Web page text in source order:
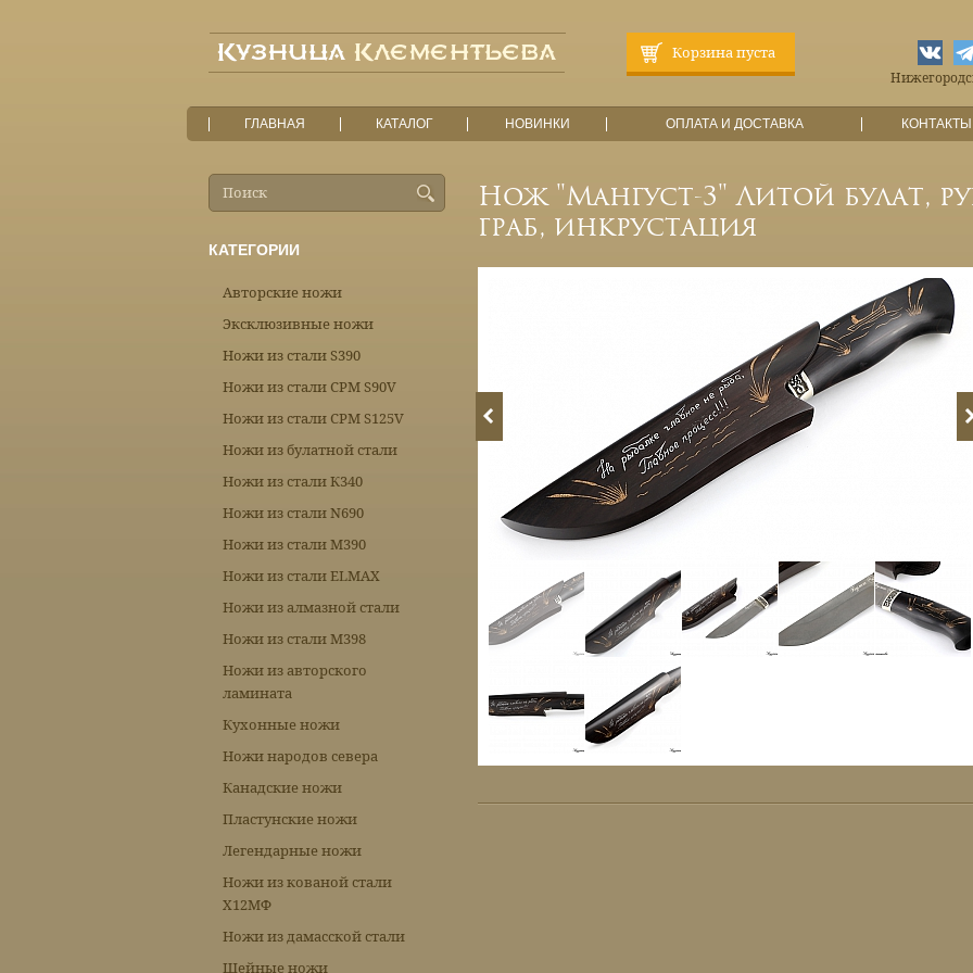
Корзина пуста
ГЛАВНАЯ КАТАЛОГ НОВИНКИ ОПЛАТА И ДОСТАВКА КОНТАКТЫ
Нож "Мангуст-3" Литой булат,
граб, инкрустация
КАТЕГОРИИ
Авторские ножи
Эксклюзивные ножи
Ножи из стали S390
Ножи из стали CPM S90V
Ножи из стали CPM S125V
Ножи из булатной стали
Ножи из стали К340
Ножи из стали N690
Ножи из стали М390
Ножи из стали ELMAX
Ножи из алмазной стали
Ножи из стали М398
Ножи из авторского
ламината
Кухонные ножи
Ножи народов севера
Канадские ножи
Пластунские ножи
Легендарные ножи
Ножи из кованой стали
Х12МФ
Ножи из дамасской стали
Шейные ножи